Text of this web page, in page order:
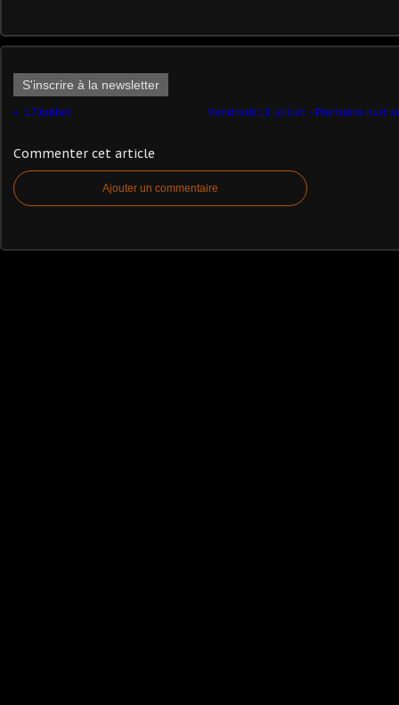
S'inscrire à la newsletter
17 Juillet Vendredi 18 juillet - Première nuit
Commenter cet article
Ajouter un commentaire